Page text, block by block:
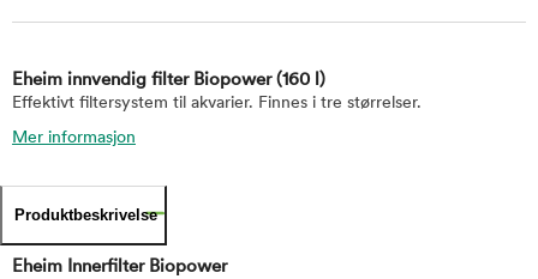
Eheim innvendig filter Biopower (160 l)
Effektivt filtersystem til akvarier. Finnes i tre størrelser.
Mer informasjon
Produktbeskrivelse
Eheim Innerfilter Biopower